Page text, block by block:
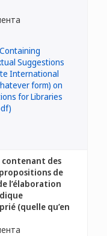
des
de
l’élaboration
(quelle qu’en